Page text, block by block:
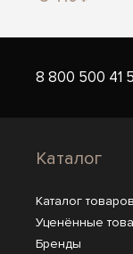
8 800 500 41
Каталог
Каталог товаров
Уценённые
Бренды